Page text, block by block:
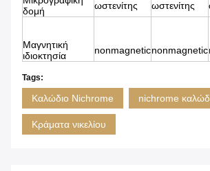
δομή
ωστενίτης ωστενίτης
Μαγνητική
ιδιοκτησία
nonmagneticnonmagnetic
Tags:
Καλώδιο Nichrome nichrome
Κράματα νικελίου